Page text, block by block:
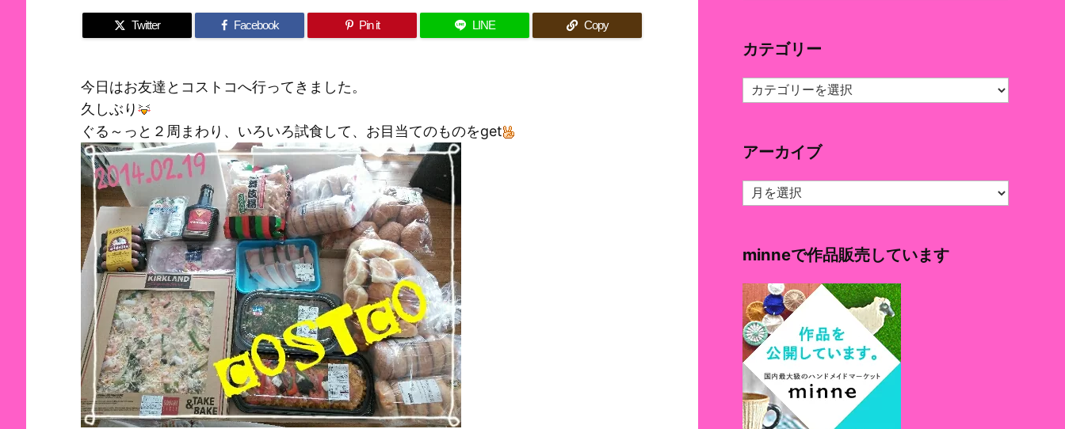
Twitter Facebook Pin it LINE Copy
今日はお友達とコストコへ行ってきました。
久しぶり
ぐる～っと２周まわり、いろいろ試食して、お目当てのものをget
カテゴリー
カ
テ
ー
アーカイブ
ア
ー
ブ
minneで作品販売しています